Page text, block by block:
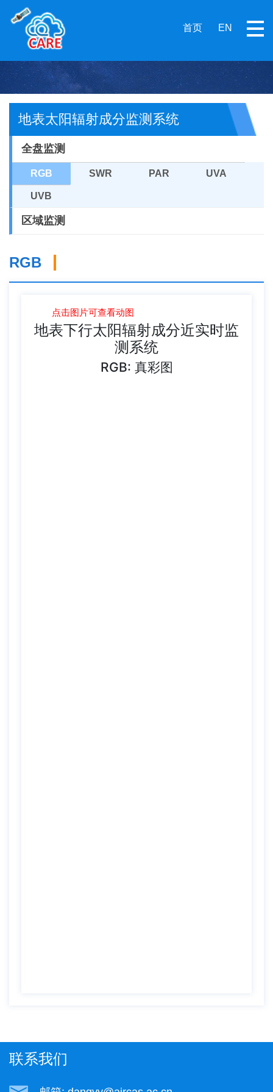
首页 EN
地表太阳辐射成分监测系统
全盘监测
RGB SWR PAR UVA
UVB
区域监测
RGB
联系我们